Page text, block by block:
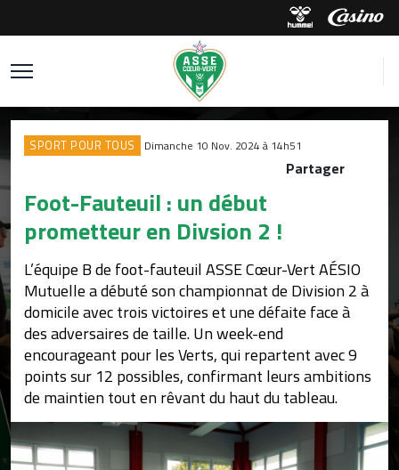
SPORT POUR TOUS Dimanche 10 Nov. 2024 à 14h51
Partager
Foot-Fauteuil : un début
prometteur en Divsion 2 !
L’équipe B de foot-fauteuil ASSE Cœur-Vert AÉSIO
Mutuelle a débuté son championnat de Division 2 à
domicile avec trois victoires et une défaite face à
des adversaires de taille. Un week-end
encourageant pour les Verts, qui repartent avec 9
points sur 12 possibles, confirmant leurs ambitions
de maintien tout en rêvant du haut du tableau.